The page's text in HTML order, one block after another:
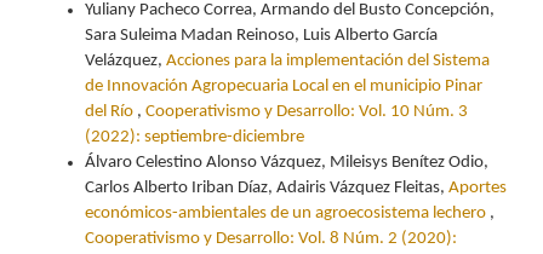
Yuliany Pacheco Correa, Armando del Busto Concepción,
Sara Suleima Madan Reinoso, Luis Alberto García
Velázquez, Acciones para la implementación del Sistema
de Innovación Agropecuaria Local en el municipio Pinar
del Río , Cooperativismo y Desarrollo: Vol. 10 Núm. 3
(2022): septiembre-diciembre
Álvaro Celestino Alonso Vázquez, Mileisys Benítez Odio,
Carlos Alberto Iriban Díaz, Adairis Vázquez Fleitas, Aportes
económicos-ambientales de un agroecosistema lechero ,
Cooperativismo y Desarrollo: Vol. 8 Núm. 2 (2020):